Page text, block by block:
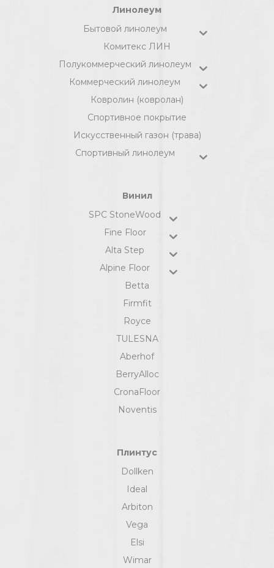
Линолеум
Бытовой линолеум
Комитекс ЛИН
Полукоммерческий линолеум
Коммерческий линолеум
Ковролин (ковролан)
Спортивное покрытие
Искусственный газон (трава)
Спортивный линолеум
Винил
SPC StoneWood
Fine Floor
Alta Step
Alpine Floor
Betta
Firmfit
Royce
TULESNA
Aberhof
BerryAlloc
CronaFloor
Noventis
Плинтус
Dollken
Ideal
Arbiton
Vega
Elsi
Wimar